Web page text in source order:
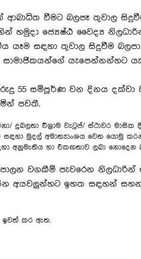
ආබාධිත වීමට බලපෑ තුවාල
හමුදා ජ්‍යෙෂ්ඨ වෛද්‍ය
සඳහා තුවාල සිදුවීම
යැපෙන්නන්හට
55 සම්පූර්ණ වන දිනය දක්වා
පවතී.
විශ්‍රාම වැටුප්/ ස්ථාවර මාසික
මුදල් අමාත්‍යාංශය වෙත යොමු
අනුමැතිය හා එකඟතාව ලබා නොදෙන
වගකීම් පැවරෙන නිලධාරින්
අයවලුන්හට ඉහත සඳහන් සහන
ඉවත් කර ඇත.